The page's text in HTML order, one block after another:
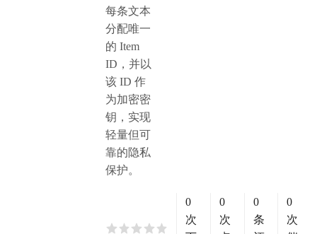
每条文本
分配唯一
的 Item
ID，并以
该 ID 作
为加密密
钥，实现
轻量但可
靠的隐私
保护。
0
次
0
次
0
条
0
次